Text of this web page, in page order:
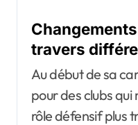
travers
Au début de sa
pour des clubs qui
rôle défensif plus